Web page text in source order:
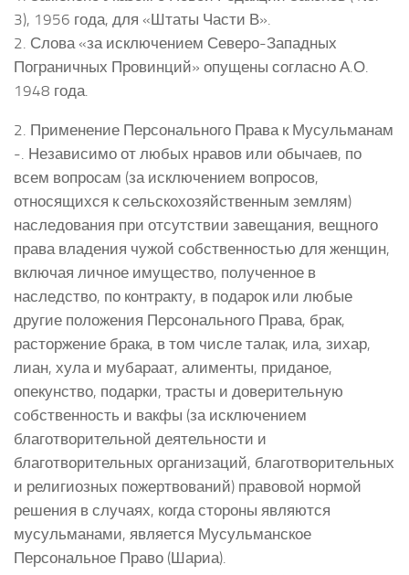
3), 1956 года, для «Штаты Части В».
2. Слова «за исключением Северо-Западных
Пограничных Провинций» опущены согласно А.О.
1948 года.
2. Применение Персонального Права к Мусульманам
-. Независимо от любых нравов или обычаев, по
всем вопросам (за исключением вопросов,
относящихся к сельскохозяйственным землям)
наследования при отсутствии завещания, вещного
права владения чужой собственностью для женщин,
включая личное имущество, полученное в
наследство, по контракту, в подарок или любые
другие положения Персонального Права, брак,
расторжение брака, в том числе талак, ила, зихар,
лиан, хула и мубараат, алименты, приданое,
опекунство, подарки, трасты и доверительную
собственность и вакфы (за исключением
благотворительной деятельности и
благотворительных организаций, благотворительных
и религиозных пожертвований) правовой нормой
решения в случаях, когда стороны являются
мусульманами, является Мусульманское
Персональное Право (Шариа).